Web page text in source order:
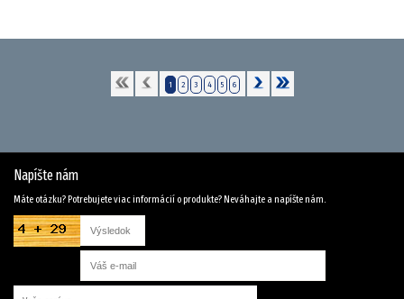
1 2 3 4 5 6
Napíšte nám
Máte otázku? Potrebujete viac informácií o produkte? Neváhajte a napíšte nám.